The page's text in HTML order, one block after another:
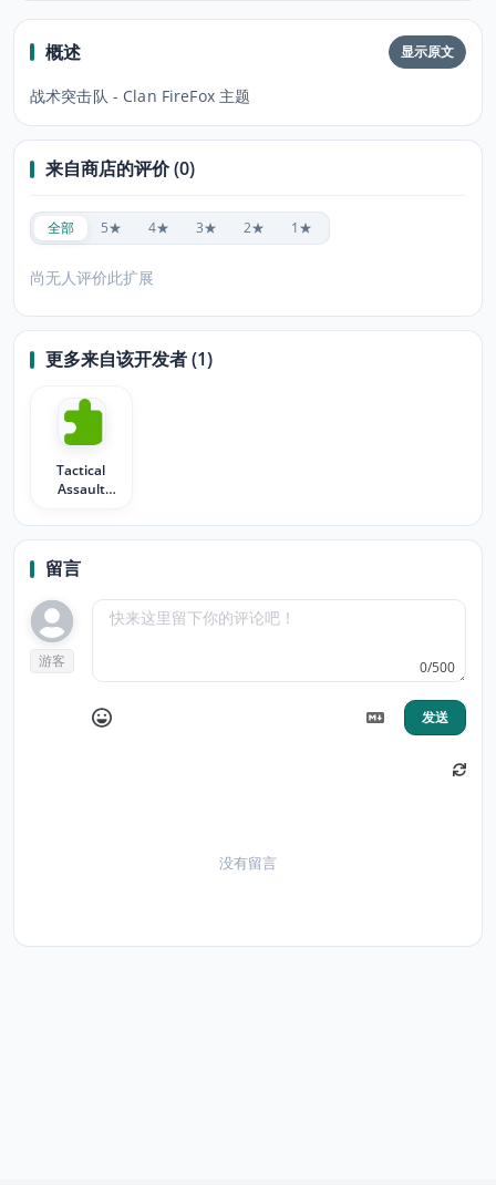
概述 显示原文
战术突击队 - Clan FireFox 主题
来自商店的评价 (0)
全部 5★ 4★ 3★ 2★ 1★
尚无人评价此扩展
更多来自该开发者 (1)
Tactical
Assault
Themes
留言
游客 0/500
发送
没有留言